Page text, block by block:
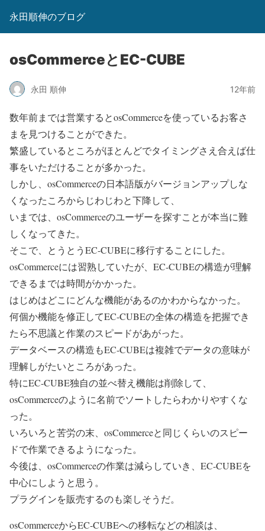
永田順伸のブログ
osCommerceとEC-CUBE
永田 順伸 12年前
数年前までは営業するとosCommerceを使っているお客さ
まを見つけることができた。
繁盛しているところがほとんどでタイミングさえ合えば仕
事をいただけることが多かった。
しかし、osCommerceの日本語版がバージョンアップしな
くなったころからじわじわと下降して、
いまでは、osCommerceのユーザーを探すことが本当に難
しくなってきた。
そこで、とうとうEC-CUBEに移行することにした。
osCommerceには習熟していたが、EC-CUBEの構造が理解
できるまでは時間がかかった。
はじめはどこにどんな機能があるのかわからなかった。
何個か機能を修正してEC-CUBEの全体の構造を把握でき
たら不思議と作業のスピードがあがった。
データベースの構造もEC-CUBEは複雑でデータの意味が
理解しがたいところがあった。
特にEC-CUBE独自の並べ替え機能は削除して、
osCommerceのように名前でソートしたらわかりやすくな
った。
いろいろと苦労の末、osCommerceと同じくらいのスピー
ドで作業できるようになった。
今後は、osCommerceの作業は減らしていき、EC-CUBEを
中心にしようと思う。
プラグインを販売するのも楽しそうだ。
osCommerceからEC-CUBEへの移転などの相談は、